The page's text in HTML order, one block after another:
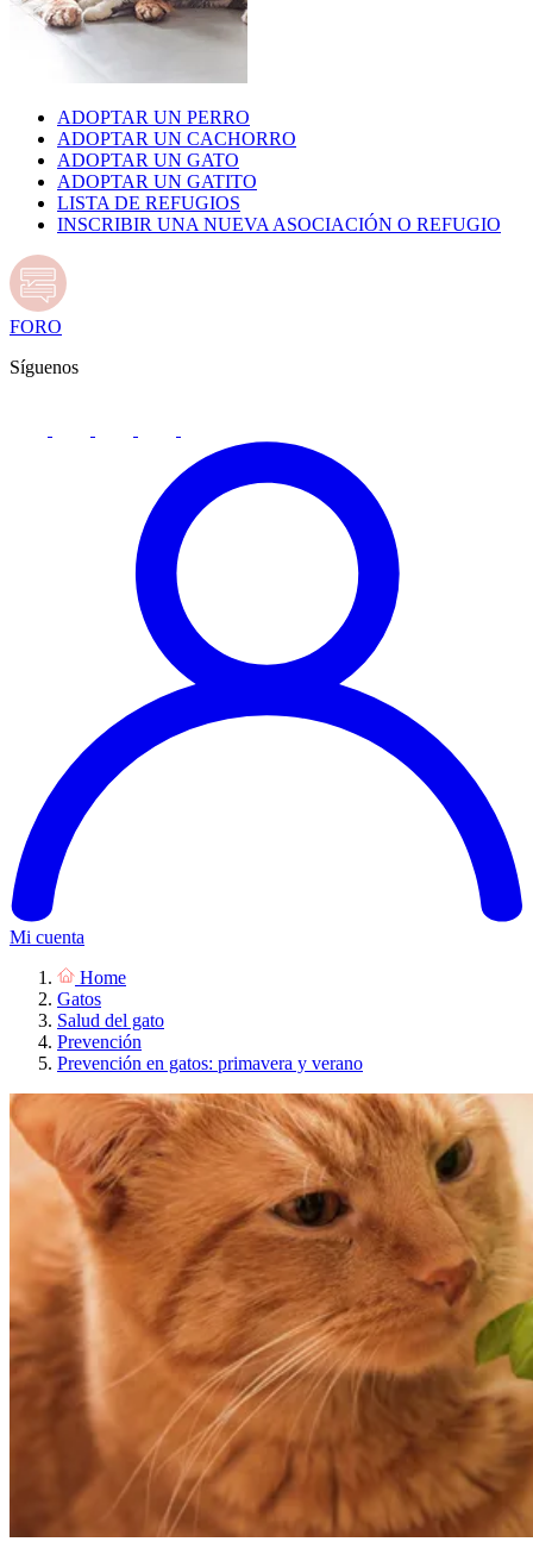
ADOPTAR UN PERRO
ADOPTAR UN CACHORRO
ADOPTAR UN GATO
ADOPTAR UN GATITO
LISTA DE REFUGIOS
INSCRIBIR UNA NUEVA ASOCIACIÓN O REFUGIO
FORO
Síguenos
Mi cuenta
Home
Gatos
Salud del gato
Prevención
Prevención en gatos: primavera y verano